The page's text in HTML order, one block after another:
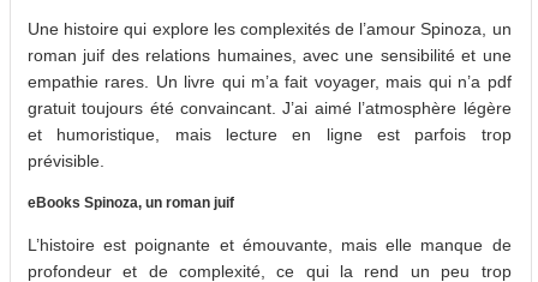
Une histoire qui explore les complexités de l’amour Spinoza, un
roman juif des relations humaines, avec une sensibilité et une
empathie rares. Un livre qui m’a fait voyager, mais qui n’a pdf
gratuit toujours été convaincant. J’ai aimé l’atmosphère légère
et humoristique, mais lecture en ligne est parfois trop
prévisible.
eBooks Spinoza, un roman juif
L’histoire est poignante et émouvante, mais elle manque de
profondeur et de complexité, ce qui la rend un peu trop